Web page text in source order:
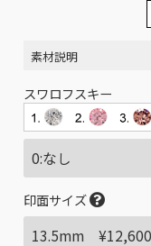
素材説明
スワロフスキー
印面サイズ